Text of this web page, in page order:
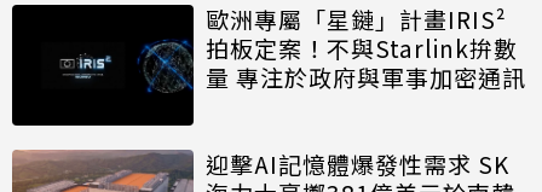
歐洲專屬「星鏈」計畫IRIS²
拍板定案！不與Starlink拚數
量 專注於政府與軍事加密通訊
迎擊AI記憶體爆發性需求 SK